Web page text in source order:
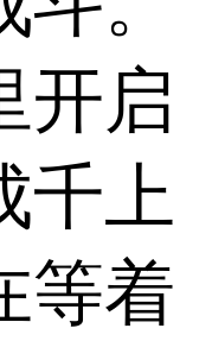
开启
千上
等着